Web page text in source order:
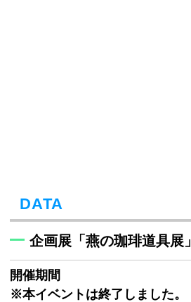
DATA
企画展「燕の珈琲道具展」
開催期間
※本イベントは終了しました。